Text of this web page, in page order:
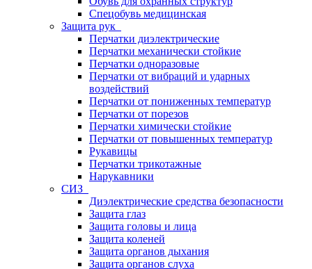
Спецобувь медицинская
Защита рук
Перчатки диэлектрические
Перчатки механически стойкие
Перчатки одноразовые
Перчатки от вибраций и ударных
воздействий
Перчатки от пониженных температур
Перчатки от порезов
Перчатки химически стойкие
Перчатки от повышенных температур
Рукавицы
Перчатки трикотажные
Нарукавники
СИЗ
Диэлектрические средства безопасности
Защита глаз
Защита головы и лица
Защита коленей
Защита органов дыхания
Защита органов слуха